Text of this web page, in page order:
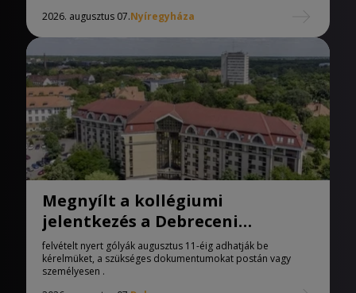
2026. augusztus 07.Nyíregyháza
Megnyílt a kollégiumi
jelentkezés a Debreceni
Egyetemen
felvételt nyert gólyák augusztus 11-éig adhatják be
kérelmüket, a szükséges dokumentumokat postán vagy
személyesen .